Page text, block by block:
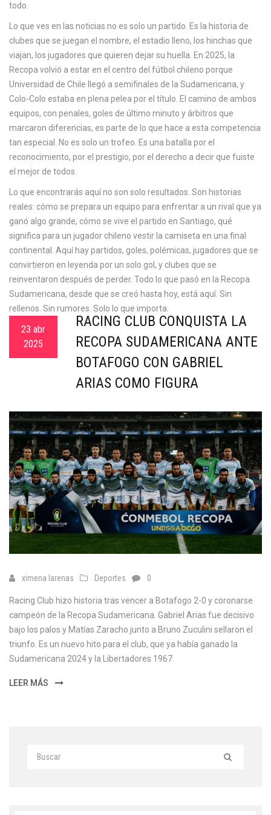
todo.
Lo que ves en las noticias no es solo un partido. Es la historia de
clubes que se juegan el nombre, el estadio lleno, los hinchas que
viajan, los jugadores que quieren dejar su huella. En 2025, la
Recopa volvió a estar en el centro del fútbol chileno porque
Universidad de Chile llegó a semifinales de la Sudamericana, y
Colo-Colo estaba en plena pelea por el título. El camino de ambos
equipos, con penales, goles de último minuto y árbitros que
marcaron diferencias, es parte de lo que hace a esta competencia
tan especial. No es solo un trofeo. Es una batalla por el
reconocimiento, por el prestigio, por el derecho a decir que fuiste
el mejor de todos.
Lo que encontrarás aquí no son solo resultados. Son historias
reales: cómo se prepara un equipo para enfrentar a un rival que ya
ganó algo grande, cómo se vive el partido en Santiago, qué
significa para un jugador chileno vestir la camiseta en una final
continental. Aquí hay partidos, goles, polémicas, jugadores que se
convirtieron en leyenda por un solo gol, y clubes que se
reinventaron después de perder. Todo lo que pasó en la Recopa
Sudamericana, desde que se creó hasta hoy, está aquí. Sin
rellenos. Sin rumores. Solo lo que importa.
23 abr
2025
RACING CLUB CONQUISTA LA
RECOPA SUDAMERICANA ANTE
BOTAFOGO CON GABRIEL
ARIAS COMO FIGURA
ximena larenas Deportes 0
Racing Club hizo historia tras vencer a Botafogo 2-0 y coronarse
campeón de la Recopa Sudamericana. Gabriel Arias fue decisivo
bajo los palos y Matías Zaracho junto a Bruno Zuculini sellaron el
triunfo. Es un nuevo hito para el club, que ya había ganado la
Sudamericana 2024 y la Libertadores 1967.
LEER MÁS